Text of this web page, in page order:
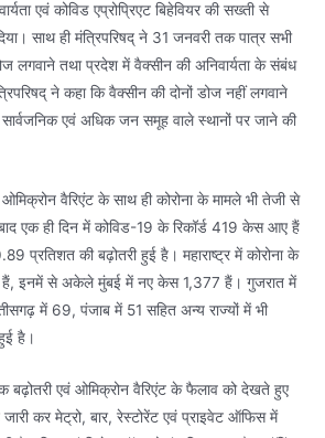
एवं कोविड एप्रोप्रिएट बिहेवियर की सख्ती से
साथ ही मंत्रिपरिषद् ने 31 जनवरी तक पात्र सभी
लगवाने तथा प्रदेश में वैक्सीन की अनिवार्यता के संबंध
ने कहा कि वैक्सीन की दोनों डोज नहीं लगवाने
एवं अधिक जन समूह वाले स्थानों पर जाने की
वैरिएंट के साथ ही कोरोना के मामले भी तेजी से
एक ही दिन में कोविड-19 के रिकॉर्ड 419 केस आए हैं
प्रतिशत की बढ़ोतरी हुई है। महाराष्ट्र में कोरोना के
इनमें से अकेले मुंबई में नए केस 1,377 हैं। गुजरात में
में 69, पंजाब में 51 सहित अन्य राज्यों में भी
है।
बढ़ोतरी एवं ओमिक्रोन वैरिएंट के फैलाव को देखते हुए
कर मेट्रो, बार, रेस्टोरेंट एवं प्राइवेट ऑफिस में